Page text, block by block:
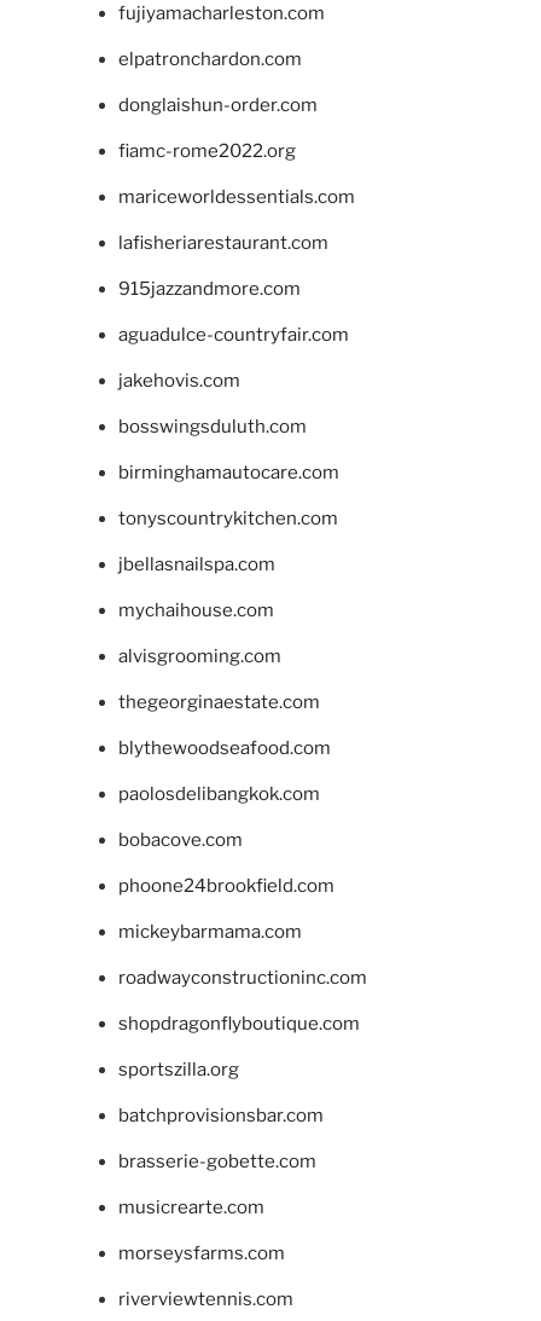
fujiyamacharleston.com
elpatronchardon.com
donglaishun-order.com
fiamc-rome2022.org
mariceworldessentials.com
lafisheriarestaurant.com
915jazzandmore.com
aguadulce-countryfair.com
jakehovis.com
bosswingsduluth.com
birminghamautocare.com
tonyscountrykitchen.com
jbellasnailspa.com
mychaihouse.com
alvisgrooming.com
thegeorginaestate.com
blythewoodseafood.com
paolosdelibangkok.com
bobacove.com
phoone24brookfield.com
mickeybarmama.com
roadwayconstructioninc.com
shopdragonflyboutique.com
sportszilla.org
batchprovisionsbar.com
brasserie-gobette.com
musicrearte.com
morseysfarms.com
riverviewtennis.com